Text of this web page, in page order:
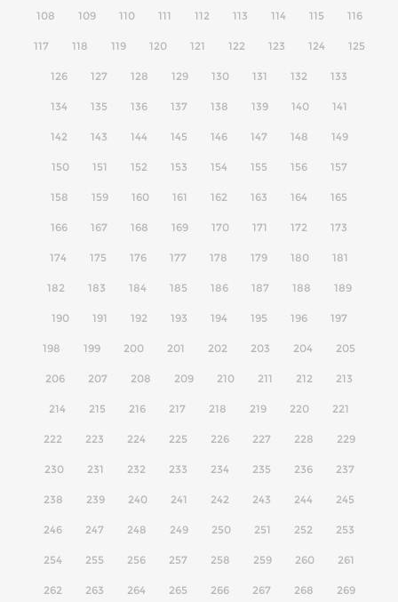
108 109 110 111 112 113 114 115 116
117 118 119 120 121 122 123 124 125
126 127 128 129 130 131 132 133
134 135 136 137 138 139 140 141
142 143 144 145 146 147 148 149
150 151 152 153 154 155 156 157
158 159 160 161 162 163 164 165
166 167 168 169 170 171 172 173
174 175 176 177 178 179 180 181
182 183 184 185 186 187 188 189
190 191 192 193 194 195 196 197
198 199 200 201 202 203 204 205
206 207 208 209 210 211 212 213
214 215 216 217 218 219 220 221
222 223 224 225 226 227 228 229
230 231 232 233 234 235 236 237
238 239 240 241 242 243 244 245
246 247 248 249 250 251 252 253
254 255 256 257 258 259 260 261
262 263 264 265 266 267 268 269